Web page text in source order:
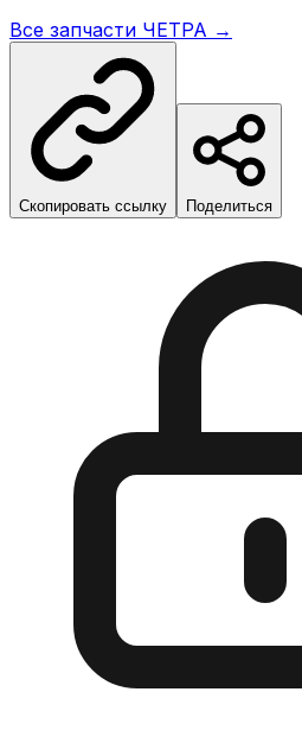
Все запчасти ЧЕТРА →
Скопировать ссылку Поделиться